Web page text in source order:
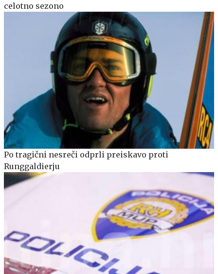
celotno sezono
Po tragični nesreči odprli preiskavo proti
Runggaldierju